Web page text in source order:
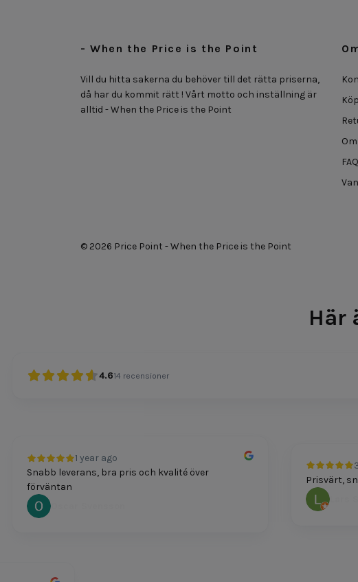
- When the Price is the Point
Vill du hitta sakerna du behöver till det rätta priserna,
då har du kommit rätt ! Vårt motto och inställning är
alltid - When the Price is the Point
FAQ
© 2026 Price Point - When the Price is the Point
Här
4.614 recensioner
1 year ago
Snabb leverans, bra pris och kvalité över
förväntan
Oscar Svensson
3
Prisvärt,
Lars